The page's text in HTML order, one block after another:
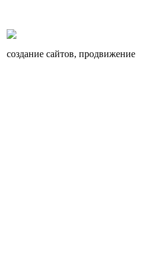
создание сайтов, продвижение